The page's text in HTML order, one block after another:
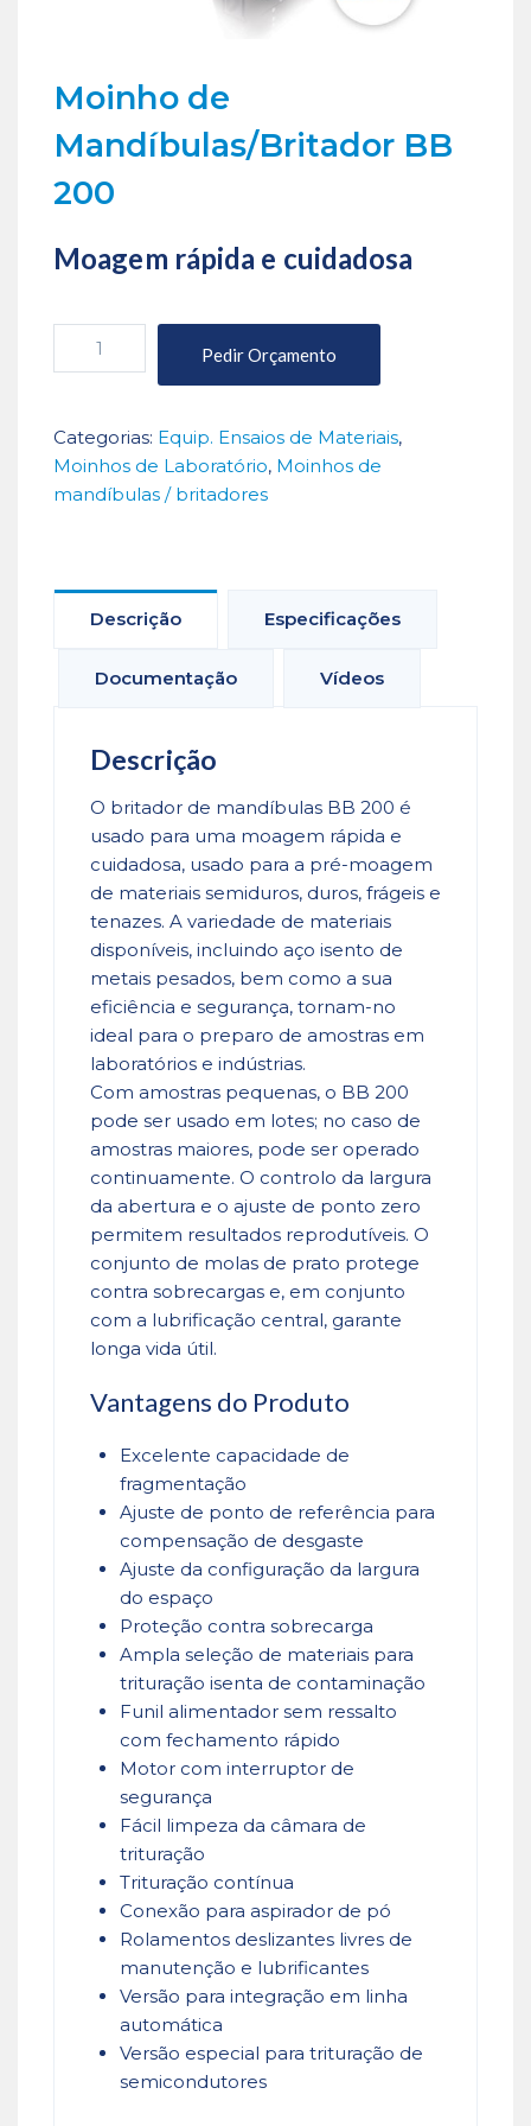
Moinho de
Mandíbulas/Britador BB
200
Moagem rápida e cuidadosa
Mandíbulas/Britador
BB
200
Pedir Orçamento
Categorias: Equip. Ensaios de Materiais,
Moinhos de Laboratório, Moinhos de
mandíbulas / britadores
Descrição Especificações
Documentação Vídeos
Descrição
O britador de mandíbulas BB 200 é
usado para uma moagem rápida e
cuidadosa, usado para a pré-moagem
de materiais semiduros, duros, frágeis e
tenazes. A variedade de materiais
disponíveis, incluindo aço isento de
metais pesados, bem como a sua
eficiência e segurança, tornam-no
ideal para o preparo de amostras em
laboratórios e indústrias.
Com amostras pequenas, o BB 200
pode ser usado em lotes; no caso de
amostras maiores, pode ser operado
continuamente. O controlo da largura
da abertura e o ajuste de ponto zero
permitem resultados reprodutíveis. O
conjunto de molas de prato protege
contra sobrecargas e, em conjunto
com a lubrificação central, garante
longa vida útil.
Vantagens do Produto
Excelente capacidade de
fragmentação
Ajuste de ponto de referência para
compensação de desgaste
Ajuste da configuração da largura
do espaço
Proteção contra sobrecarga
Ampla seleção de materiais para
trituração isenta de contaminação
Funil alimentador sem ressalto
com fechamento rápido
Motor com interruptor de
segurança
Fácil limpeza da câmara de
trituração
Trituração contínua
Conexão para aspirador de pó
Rolamentos deslizantes livres de
manutenção e lubrificantes
Versão para integração em linha
automática
Versão especial para trituração de
semicondutores